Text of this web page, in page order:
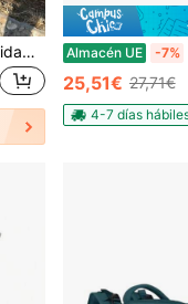
Nueva mochila de gran capacidad para deportes, senderismo y viajes para hombres y mujeres, bolsa de mensajero impermeable y ligera de moda, mochila para ciclismo, mochila de gran capacidad impermeable y ligera de moda para deportes al aire libre, senderismo y viajes, mochila para ciclismo Almacén UE -7%
25,51€ 27,71€
4-7 días